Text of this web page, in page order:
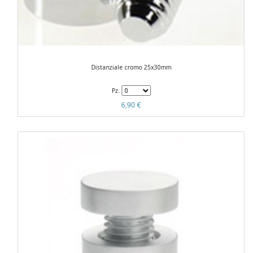
Distanziale cromo 25x30mm
Pz.
6,90 €